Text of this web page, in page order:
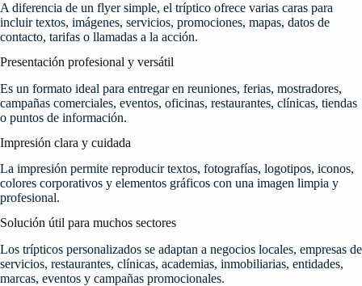
A diferencia de un flyer simple, el tríptico ofrece varias caras para
incluir textos, imágenes, servicios, promociones, mapas, datos de
contacto, tarifas o llamadas a la acción.
Presentación profesional y versátil
Es un formato ideal para entregar en reuniones, ferias, mostradores,
campañas comerciales, eventos, oficinas, restaurantes, clínicas, tiendas
o puntos de información.
Impresión clara y cuidada
La impresión permite reproducir textos, fotografías, logotipos, iconos,
colores corporativos y elementos gráficos con una imagen limpia y
profesional.
Solución útil para muchos sectores
Los trípticos personalizados se adaptan a negocios locales, empresas de
servicios, restaurantes, clínicas, academias, inmobiliarias, entidades,
marcas, eventos y campañas promocionales.